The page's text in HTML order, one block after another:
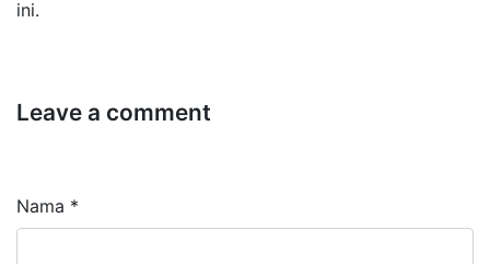
ini.
Leave a comment
Nama *